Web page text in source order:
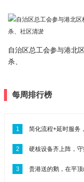
自治区总工会参与港北
杀、
每周排行榜
1 简化流程+延时服务
2 硬核设备齐上阵，
3 贵港送的鹅，在平